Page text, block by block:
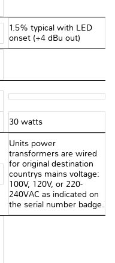
1.5% typical with LED
onset (+4 dBu out)
30 watts
Units power
transformers are wired
for original destination
countrys mains voltage:
100V, 120V, or 220-
240VAC as indicated on
the serial number badge.